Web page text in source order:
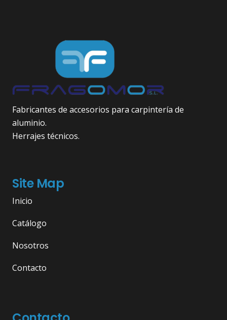
Fabricantes de accesorios para carpintería de
aluminio.
Herrajes técnicos.
Site Map
Inicio
Catálogo
Nosotros
Contacto